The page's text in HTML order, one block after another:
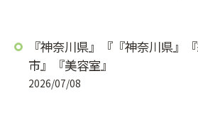
『神奈川県』『『神奈川県』
市』『美容室』
2026/07/08